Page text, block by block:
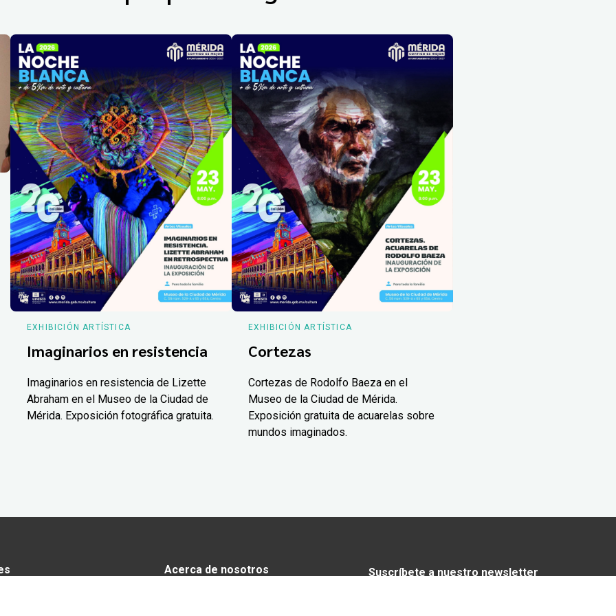
EXHIBICIÓN ARTÍSTICA
Imaginarios en resistencia
Imaginarios en resistencia de Lizette
Abraham en el Museo de la Ciudad de
Mérida. Exposición fotográfica gratuita.
EXHIBICIÓN ARTÍSTICA
Cortezas
Cortezas de Rodolfo Baeza en el
Museo de la Ciudad de Mérida.
Exposición gratuita de acuarelas sobre
mundos imaginados.
Acerca de nosotros
Suscríbete a nuestro newsletter